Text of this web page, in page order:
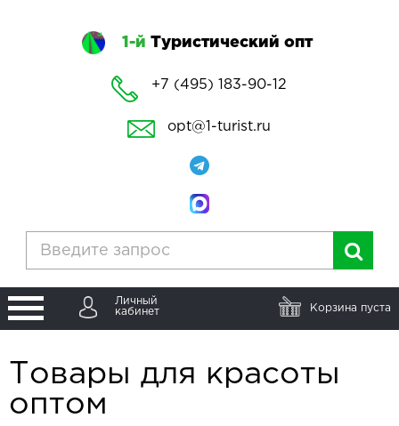
1-й Туристический опт
+7 (495) 183-90-12
opt@1-turist.ru
Личный
кабинет
Корзина пуста
Товары для красоты
оптом